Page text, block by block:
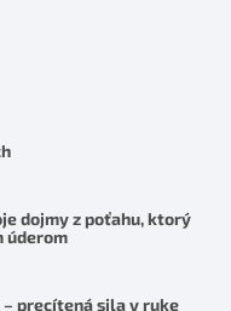
dojmy z poťahu, ktorý
úderom
– precítená sila v ruke